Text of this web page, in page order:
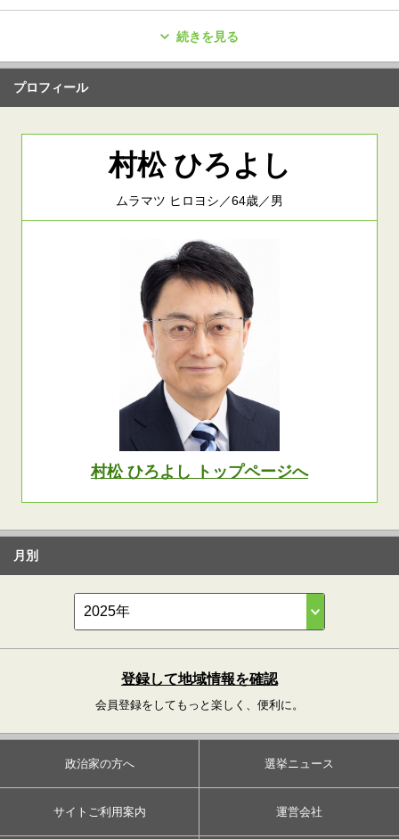
続きを見る
プロフィール
村松 ひろよし
ムラマツ ヒロヨシ／64歳／男
村松 ひろよし トップページへ
月別
登録して地域情報を確認
会員登録をしてもっと楽しく、便利に。
政治家の方へ 選挙ニュース
サイトご利用案内 運営会社